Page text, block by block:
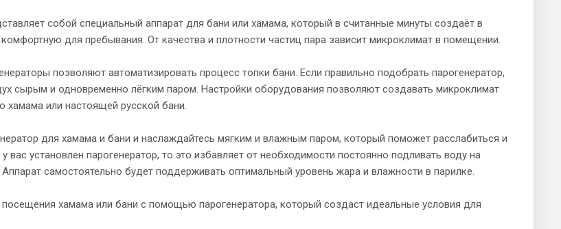
собой специальный аппарат для бани или хамама, который в считанные минуты создаёт в
для пребывания. От качества и плотности частиц пара зависит микроклимат в помещении.
позволяют автоматизировать процесс топки бани. Если правильно подобрать парогенератор,
сырым и одновременно лёгким паром. Настройки оборудования позволяют создавать микроклимат
хамама или настоящей русской бани.
для хамама и бани и наслаждайтесь мягким и влажным паром, который поможет расслабиться и
вас установлен парогенератор, то это избавляет от необходимости постоянно подливать воду на
самостоятельно будет поддерживать оптимальный уровень жара и влажности в парилке.
хамама или бани с помощью парогенератора, который создаст идеальные условия для